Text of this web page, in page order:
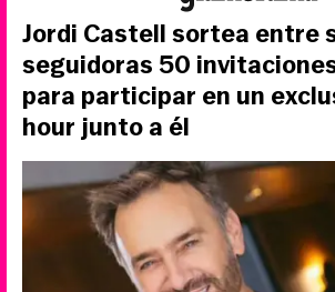
Jordi Castell sortea entre
seguidoras 50
para participar en un
hour junto a él